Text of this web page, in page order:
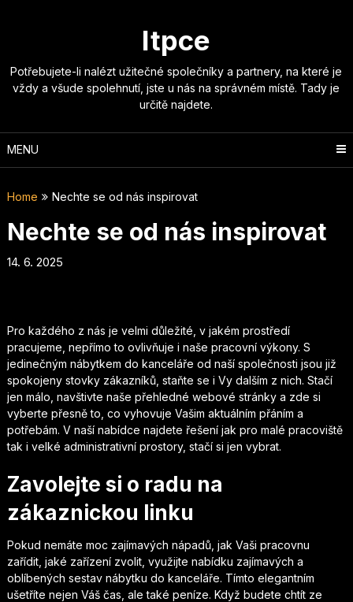
Itpce
Potřebujete-li nalézt užitečné společníky a partnery, na které je
vždy a všude spolehnutí, jste u nás na správném místě. Tady je
určitě najdete.
MENU
Home Nechte se od nás inspirovat
Nechte se od nás inspirovat
14. 6. 2025
Pro každého z nás je velmi důležité, v jakém prostředí
pracujeme, nepřímo to ovlivňuje i naše pracovní výkony. S
jedinečným nábytkem do kanceláře od naší společnosti jsou již
spokojeny stovky zákazníků, staňte se i Vy dalším z nich. Stačí
jen málo, navštivte naše přehledné webové stránky a zde si
vyberte přesně to, co vyhovuje Vašim aktuálním přáním a
potřebám. V naší nabídce najdete řešení jak pro malé pracoviště
tak i velké administrativní prostory, stačí si jen vybrat.
Zavolejte si o radu na
zákaznickou linku
Pokud nemáte moc zajímavých nápadů, jak Vaši pracovnu
zařídit, jaké zařízení zvolit, využijte nabídku zajímavých a
oblíbených sestav nábytku do kanceláře. Tímto elegantním
ušetříte nejen Váš čas, ale také peníze. Když budete chtít ze